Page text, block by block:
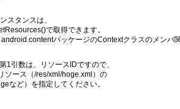
スタンスは、
で取得できます。
パッケージのContextクラスのメンバ
1引数は、リソースIDですので、
ソース（/res/xml/hoge.xml）の
など）を指定してください。